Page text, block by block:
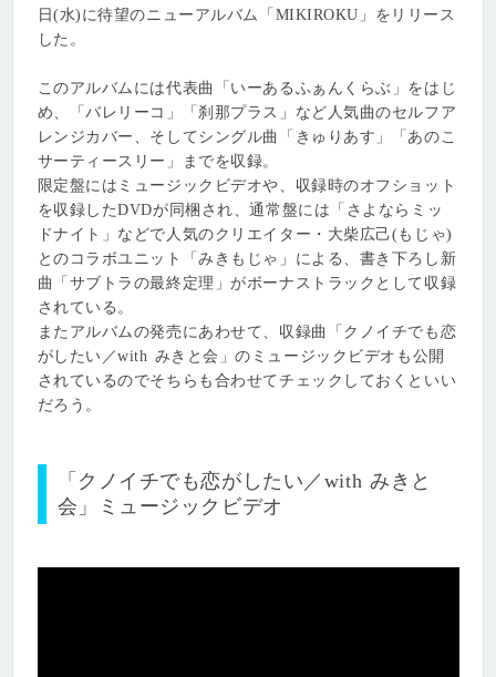
日(水)に待望のニューアルバム「MIKIROKU」をリリース
した。
このアルバムには代表曲「いーあるふぁんくらぶ」をはじ
め、「バレリーコ」「刹那プラス」など人気曲のセルフア
レンジカバー、そしてシングル曲「きゅりあす」「あのこ
サーティースリー」までを収録。
限定盤にはミュージックビデオや、収録時のオフショット
を収録したDVDが同梱され、通常盤には「さよならミッ
ドナイト」などで人気のクリエイター・大柴広己(もじゃ)
とのコラボユニット「みきもじゃ」による、書き下ろし新
曲「サブトラの最終定理」がボーナストラックとして収録
されている。
またアルバムの発売にあわせて、収録曲「クノイチでも恋
がしたい／with みきと会」のミュージックビデオも公開
されているのでそちらも合わせてチェックしておくといい
だろう。
「クノイチでも恋がしたい／with みきと
会」ミュージックビデオ